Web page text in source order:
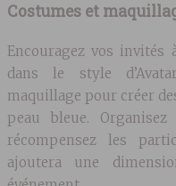
Costumes et
Encouragez vos
dans le style
maquillage pour créer
peau bleue.
récompensez les
ajoutera une